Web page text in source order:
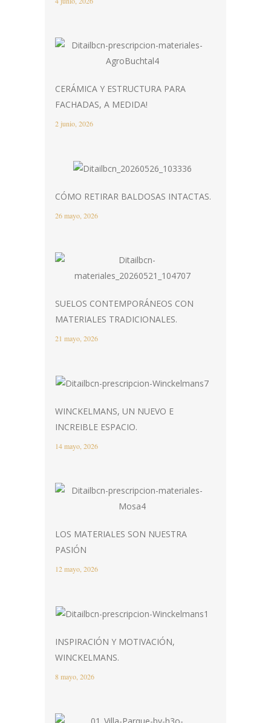
CERÁMICA Y ESTRUCTURA PARA
FACHADAS, A MEDIDA!
2 junio, 2026
CÓMO RETIRAR BALDOSAS INTACTAS.
26 mayo, 2026
SUELOS CONTEMPORÁNEOS CON
MATERIALES TRADICIONALES.
21 mayo, 2026
WINCKELMANS, UN NUEVO E
INCREIBLE ESPACIO.
14 mayo, 2026
LOS MATERIALES SON NUESTRA
PASIÓN
12 mayo, 2026
INSPIRACIÓN Y MOTIVACIÓN,
WINCKELMANS.
8 mayo, 2026